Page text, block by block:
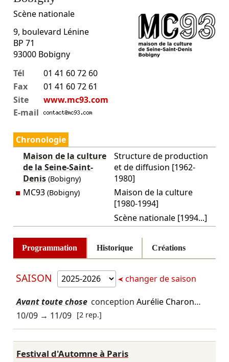
Scène nationale
9, boulevard Lénine
BP 71
93000 Bobigny
Tél
01 41 60 72 60
Fax
01 41 60 72 61
Site
www.mc93.com
E-mail
Chronologie
Maison de la culture
de la Seine-Saint-
Denis(Bobigny)
Structure de production
et de diffusion [1962-
1980]
MC93 (Bobigny)
Maison de la culture
[1980-1994]
Scène nationale [1994...]
Programmation Historique Créations
SAISON changer de saison
Avant toute chose conception Aurélie Charon…
10/09→ 11/09 [2 rep.]
Festival d'Automne à Paris